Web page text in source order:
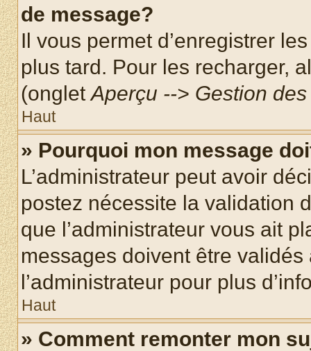
de message?
Il vous permet d’enregistrer
plus tard. Pour les recharger,
(ongletAperçu --> Gestion
Haut
» Pourquoi mon message
L’administrateur peut avoir
postez nécessite la validation
que l’administrateur vous ait
messages doivent être validés
l’administrateur pour plus
Haut
» Comment remonter mon